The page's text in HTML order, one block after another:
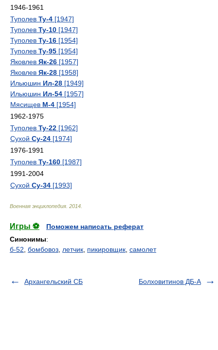
1946-1961
Туполев Ту-4 [1947]
Туполев Ту-10 [1947]
Туполев Ту-16 [1954]
Туполев Ту-95 [1954]
Яковлев Як-26 [1957]
Яковлев Як-28 [1958]
Ильюшин Ил-28 [1949]
Ильюшин Ил-54 [1957]
Мясищев М-4 [1954]
1962-1975
Туполев Ту-22 [1962]
Сухой Су-24 [1974]
1976-1991
Туполев Ту-160 [1987]
1991-2004
Сухой Су-34 [1993]
Военная энциклопедия 2014
Игры ⚽
Поможем написать реферат
Синонимы:
б-52 бомбовоз летчик пикировщик самолет
Архангельский СБ Болховитинов ДБ-А